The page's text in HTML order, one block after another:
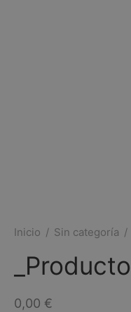
Inicio / Sin categoría /
0,00 €